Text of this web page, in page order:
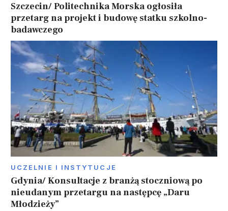
Szczecin/ Politechnika Morska ogłosiła
przetarg na projekt i budowę statku szkolno-
badawczego
UCZELNIE I INSTYTUCJE
Gdynia/ Konsultacje z branżą stoczniową po
nieudanym przetargu na następcę „Daru
Młodzieży”